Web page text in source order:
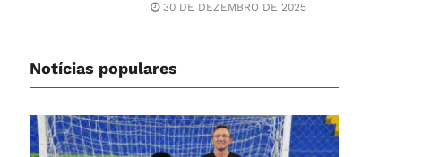
30 DE DEZEMBRO DE 2025
Notícias populares